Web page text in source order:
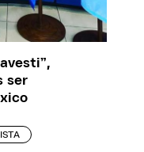
ser